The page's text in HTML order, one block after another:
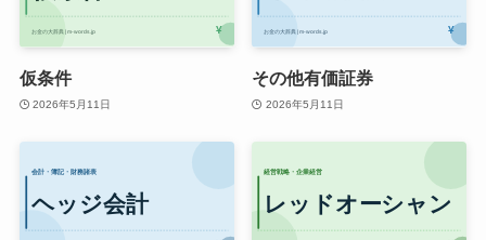
仮条件
2026年5月11日
その他有価証券
2026年5月11日